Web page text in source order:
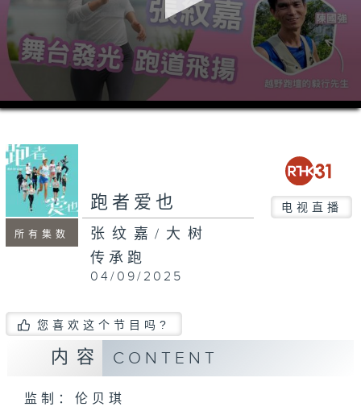
0
seconds
minutes,
6
seconds
所有集数
跑者爱也 电视直播
张纹嘉/大树
传承跑
04/09/2025
您喜欢这个节目吗?
内容 CONTENT
监制：伦贝琪